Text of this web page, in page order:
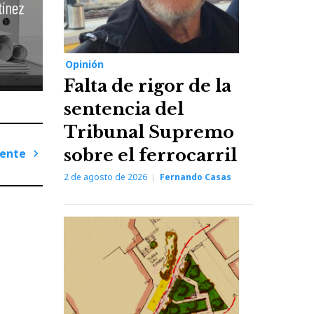
Opinión
Falta de rigor de la
sentencia del
Tribunal Supremo
sobre el ferrocarril
2 de agosto de 2026 Fernando Casas